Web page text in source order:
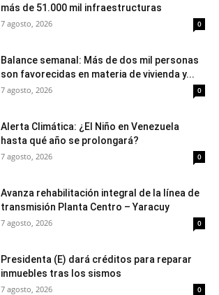
más de 51.000 mil infraestructuras
7 agosto, 2026 0
Balance semanal: Más de dos mil personas
son favorecidas en materia de vivienda y...
7 agosto, 2026 0
Alerta Climática: ¿El Niño en Venezuela
hasta qué año se prolongará?
7 agosto, 2026 0
Avanza rehabilitación integral de la línea de
transmisión Planta Centro – Yaracuy
7 agosto, 2026 0
Presidenta (E) dará créditos para reparar
inmuebles tras los sismos
7 agosto, 2026 0